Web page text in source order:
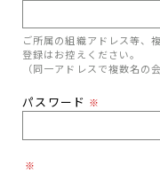
ご所属の組織アドレス等、
登録はお控えください。
（同一アドレスで複数名の
パスワード ※
※